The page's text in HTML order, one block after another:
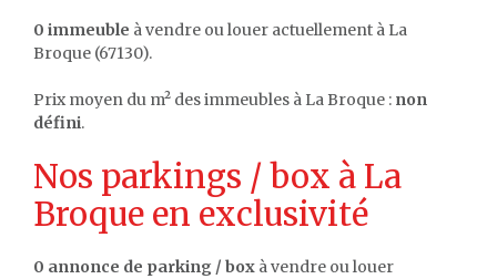
0 immeuble à vendre ou louer actuellement à La
Broque (67130).
Prix moyen du m² des immeubles à La Broque : non
défini.
Nos parkings / box à La
Broque en exclusivité
0 annonce de parking / box à vendre ou louer